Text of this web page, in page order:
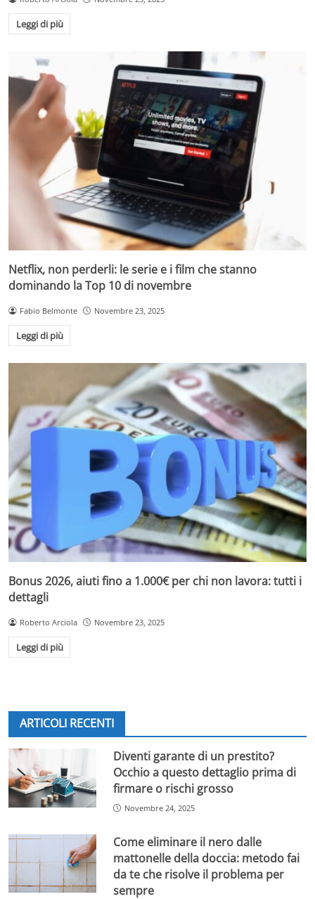
accorgimenti quotidiani.
Leggi di più
Netflix, non perderli: le serie e i film che stanno
dominando la Top 10 di novembre
Fabio Belmonte Novembre 23, 2025
Leggi di più
Bonus 2026, aiuti fino a 1.000€ per chi non lavora: tutti i
dettagli
Roberto Arciola Novembre 23, 2025
Leggi di più
ARTICOLI RECENTI
Diventi garante di un prestito?
Occhio a questo dettaglio prima di
firmare o rischi grosso
Novembre 24, 2025
Come eliminare il nero dalle
mattonelle della doccia: metodo fai
da te che risolve il problema per
sempre